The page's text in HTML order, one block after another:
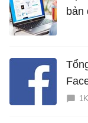
bản